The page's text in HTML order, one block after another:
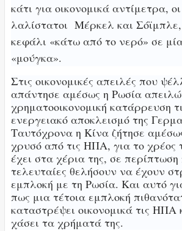
κάτι για οικονομικά αντίμετρα,
λαλίστατοι Μέρκελ και
κεφάλι «κάτω από το νερό» σε
«μούγκα».
Στις οικονομικές απειλές που
απάντησε αμέσως η Ρωσία
χρηματοοικονομική κατάρρευση
ενεργειακό αποκλεισμό της
Ταυτόχρονα η Κίνα ζήτησε
χρυσό από τις ΗΠΑ, για το
έχει στα χέρια της, σε περίπτωση
τελευταίες θελήσουν να έχουν
εμπλοκή με τη Ρωσία. Και αυτό
πως μια τέτοια εμπλοκή
καταστρέψει οικονομικά τις ΗΠΑ
χάσει τα χρήματά της.